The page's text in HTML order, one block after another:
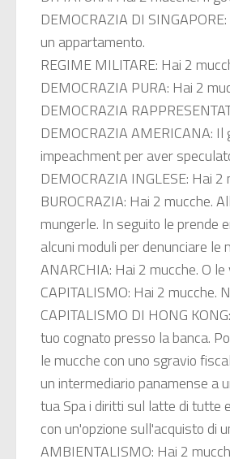
DEMOCRAZIA DI SINGAPORE:
un appartamento.
REGIME MILITARE: Hai 2
DEMOCRAZIA PURA: Hai 2
DEMOCRAZIA
DEMOCRAZIA AMERICANA: Il
impeachment per aver
DEMOCRAZIA INGLESE: Hai 2
BUROCRAZIA: Hai 2 mucche.
mungerle. In seguito le prende
alcuni moduli per denunciare le
ANARCHIA: Hai 2 mucche. O
CAPITALISMO: Hai 2 mucche.
CAPITALISMO DI HONG KONG:
tuo cognato presso la banca.
le mucche con uno sgravio
un intermediario panamense a
tua Spa i diritti sul latte di tutte
con un'opzione sull'acquisto di
AMBIENTALISMO: Hai 2